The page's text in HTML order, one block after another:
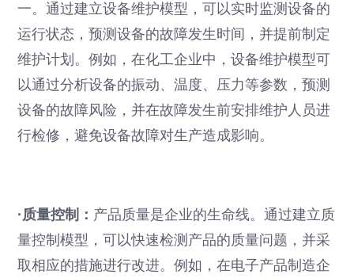
一。通过建立设备维护模型，可以实时监测设备的
运行状态，预测设备的故障发生时间，并提前制定
维护计划。例如，在化工企业中，设备维护模型可
以通过分析设备的振动、温度、压力等参数，预测
设备的故障风险，并在故障发生前安排维护人员进
行检修，避免设备故障对生产造成影响。
·质量控制： 产品质量是企业的生命线。通过建立质
量控制模型，可以快速检测产品的质量问题，并采
取相应的措施进行改进。例如，在电子产品制造企